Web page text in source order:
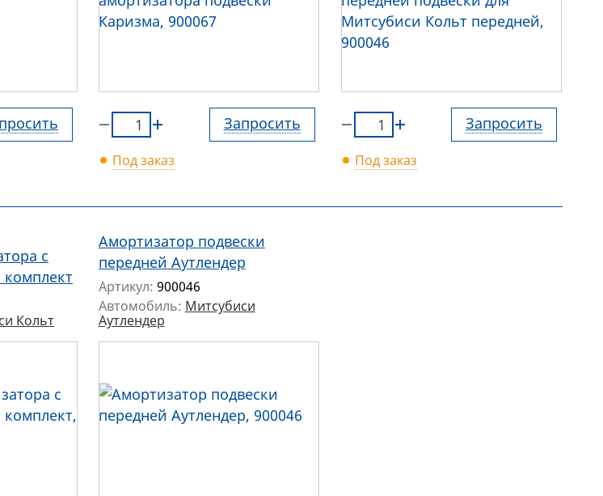
Запросить
Под заказ
Запросить
Под заказ
с
Кольт
Амортизатор подвески
передней Аутлендер
Артикул: 900046
Автомобиль: Митсубиси
Аутлендер